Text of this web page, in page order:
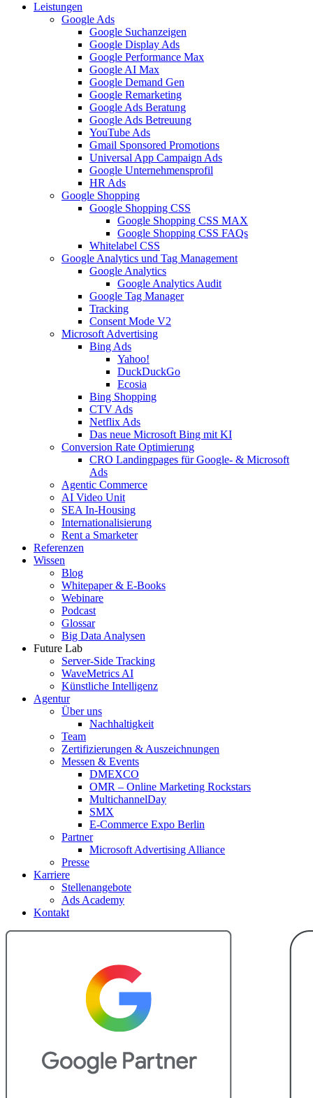
Leistungen
Google Ads
Google Suchanzeigen
Google Display Ads
Google Performance Max
Google AI Max
Google Demand Gen
Google Remarketing
Google Ads Beratung
Google Ads Betreuung
YouTube Ads
Gmail Sponsored Promotions
Universal App Campaign Ads
Google Unternehmensprofil
HR Ads
Google Shopping
Google Shopping CSS
Google Shopping CSS MAX
Google Shopping CSS FAQs
Whitelabel CSS
Google Analytics und Tag Management
Google Analytics
Google Analytics Audit
Google Tag Manager
Tracking
Consent Mode V2
Microsoft Advertising
Bing Ads
Yahoo!
DuckDuckGo
Ecosia
Bing Shopping
CTV Ads
Netflix Ads
Das neue Microsoft Bing mit KI
Conversion Rate Optimierung
CRO Landingpages für Google- & Microsoft
Ads
Agentic Commerce
AI Video Unit
SEA In-Housing
Internationalisierung
Rent a Smarketer
Referenzen
Wissen
Blog
Whitepaper & E-Books
Webinare
Podcast
Glossar
Big Data Analysen
Future Lab
Server-Side Tracking
WaveMetrics AI
Künstliche Intelligenz
Agentur
Über uns
Nachhaltigkeit
Team
Zertifizierungen & Auszeichnungen
Messen & Events
DMEXCO
OMR – Online Marketing Rockstars
MultichannelDay
SMX
E-Commerce Expo Berlin
Partner
Microsoft Advertising Alliance
Presse
Karriere
Stellenangebote
Ads Academy
Kontakt